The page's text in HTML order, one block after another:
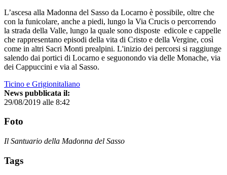
L’ascesa alla Madonna del Sasso da Locarno è possibile, oltre che
con la funicolare, anche a piedi, lungo la Via Crucis o percorrendo
la strada della Valle, lungo la quale sono disposte edicole e cappelle
che rappresentano episodi della vita di Cristo e della Vergine, così
come in altri Sacri Monti prealpini. L'inizio dei percorsi si raggiunge
salendo dai portici di Locarno e seguonondo via delle Monache, via
dei Cappuccini e via al Sasso.
Ticino e Grigionitaliano
News pubblicata il:
29/08/2019 alle 8:42
Foto
Il Santuario della Madonna del Sasso
Tags